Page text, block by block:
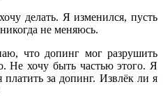
делать. Я изменился, пусть
не меняюсь.
что допинг мог разрушить
Не хочу быть частью этого. Я
за допинг. Извлёк ли я